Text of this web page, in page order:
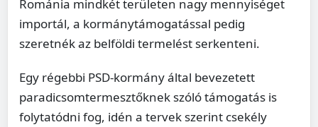
Románia mindkét területen nagy mennyiséget
importál, a kormánytámogatással pedig
szeretnék az belföldi termelést serkenteni.
Egy régebbi PSD-kormány által bevezetett
paradicsomtermesztőknek szóló támogatás is
folytatódni fog, idén a tervek szerint csekély